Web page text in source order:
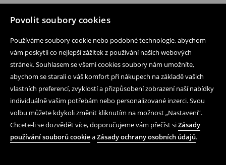
Povolit soubory cookies
Používáme soubory cookie nebo podobné technologie, abychom
vám poskytli co nejlepší zážitek z používání našich webových
stránek. Souhlasem se všemi cookies soubory nám umožníte,
abychom se starali o váš komfort při nákupech na základě vašich
vlastních preferencí, zvyklostí a přizpůsobení zobrazení naší nabídky
individuálně vašim potřebám nebo personalizované inzerci. Svou
volbu můžete kdykoli změnit kliknutím na možnost „Nastavení“.
Chcete-li se dozvědět více, doporučujeme vám přečíst siZásady
používání souborů cookieaZásady ochrany osobních údajů.